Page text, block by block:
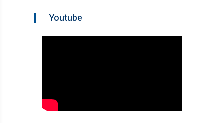
Youtube